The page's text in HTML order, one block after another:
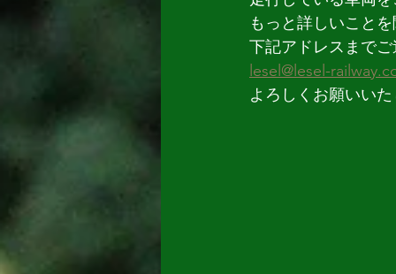
もっと詳しいこと
下記アドレスまで
lesel@lesel-
よろしくお願いい